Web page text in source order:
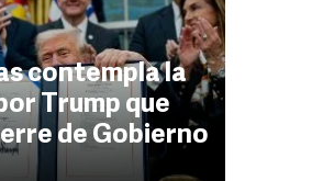
contempla la
Trump que
de Gobierno